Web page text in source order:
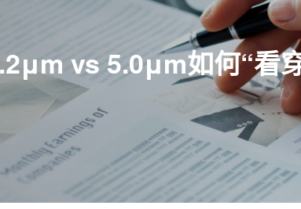
vs 5.0μm如何“看